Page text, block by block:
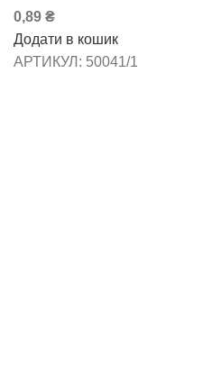
0,89 ₴
Додати в кошик
АРТИКУЛ: 50041/1